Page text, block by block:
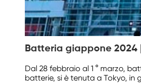
Batteria giappone 2024 |
Dal 28 febbraio al 1 ° marzo,
batterie, si è tenuta a Tokyo, in